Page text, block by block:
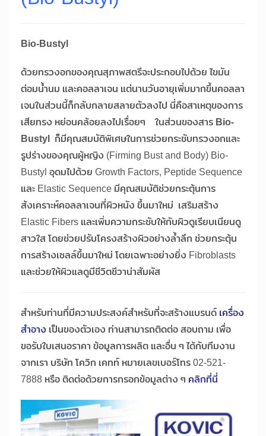
Bio-Bustyl
ด้วยทรวงอกของคุณสุภาพสตรีจะประกอบไปด้วย ไขมัน
ต่อมน้ำนม และคอลลาเจน แต่นานวันอายุเพิ่มมากขึ้นคอลลา
เจนในส่วนนี้ก็กลับกลายสลายตัวลงไป นี่คือสาเหตุของการ
เสียทรง หย่อนคล้อยลงไปเรื่อยๆ ในส่วนของสาร Bio-
Bustyl ก็มีคุณสมบัติพิเศษในการช่วยกระชับทรวงอกและ
รูปร่างของคุณผู้หญิง (Firming Bust and Body) Bio-
Bustyl อุดมไปด้วย Growth Factors, Peptide Sequence
และ Elastic Sequence มีคุณสมบัติช่วยกระตุ้นการ
สังเคราะห์คอลลาเจนที่ผิวหนัง ขึ้นมาใหม่ เสริมสร้าง
Elastic Fibers และเพิ่มความกระชับให้กับผิวดูเรียบเนียนดู
สาวใส โดยช่วยปรับโครงสร้างผิวอย่างล้ำลึก ช่วยกระตุ้น
การสร้างเซลล์ขึ้นมาใหม่ โดยเฉพาะอย่างยิ่ง Fibroblasts
และช่วยให้ผิวแลดูมีชีวิตชีวาน่าสัมผัส
สำหรับท่านที่มีความประสงค์สำหรับที่จะสร้างแบรนด์ เครื่อง
สำอาง เป็นของตัวเอง ท่านสามารถติดต่อ สอบถาม เพื่อ
ขอรับใบเสนอราคา ข้อมูลการผลิต และอื่น ๆ ได้กับทีมงาน
จากเรา บริษัท โควิก เคทท์ หมายเลขเบอร์โทร 02-521-
7888 หรือ ติดต่อด้วยการกรอกข้อมูลต่าง ๆ คลิกที่นี่